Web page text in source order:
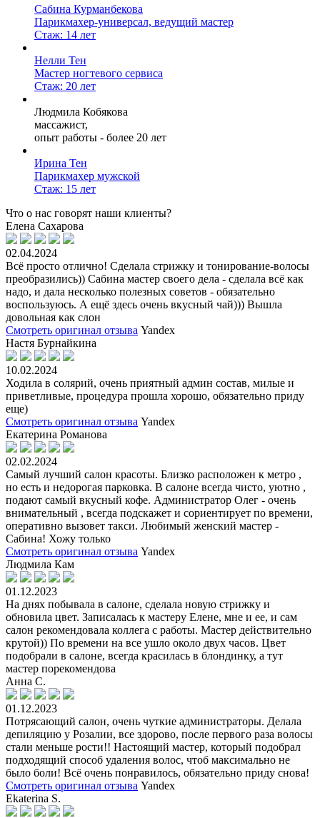
Сабина Курманбекова
Парикмахер-универсал, ведущий мастер
Стаж: 14 лет
Нелли Тен
Мастер ногтевого сервиса
Стаж: 20 лет
Людмила Кобякова
массажист,
опыт работы - более 20 лет
Ирина Тен
Парикмахер мужской
Стаж: 15 лет
Что о нас говорят наши клиенты?
Елена Сахарова
02.04.2024
Всё просто отлично! Сделала стрижку и тонирование-волосы
преобразились)) Сабина мастер своего дела - сделала всё как
надо, и дала несколько полезных советов - обязательно
воспользуюсь. А ещё здесь очень вкусный чай))) Вышла
довольная как слон
Смотреть оригинал отзыва Yandex
Настя Бурнайкина
10.02.2024
Ходила в солярий, очень приятный админ состав, милые и
приветливые, процедура прошла хорошо, обязательно приду
еще)
Смотреть оригинал отзыва Yandex
Екатерина Романова
02.02.2024
Самый лучший салон красоты. Близко расположен к метро ,
но есть и недорогая парковка. В салоне всегда чисто, уютно ,
подают самый вкусный кофе. Администратор Олег - очень
внимательный , всегда подскажет и сориентирует по времени,
оперативно вызовет такси. Любимый женский мастер -
Сабина! Хожу только
Смотреть оригинал отзыва Yandex
Людмила Кам
01.12.2023
На днях побывала в салоне, сделала новую стрижку и
обновила цвет. Записалась к мастеру Елене, мне и ее, и сам
салон рекомендовала коллега с работы. Мастер действительно
крутой)) По времени на все ушло около двух часов. Цвет
подобрали в салоне, всегда красилась в блондинку, а тут
мастер порекомендова
Анна С.
01.12.2023
Потрясающий салон, очень чуткие администраторы. Делала
депиляцию у Розалии, все здорово, после первого раза волосы
стали меньше рости!! Настоящий мастер, который подобрал
подходящий способ удаления волос, чтоб максимально не
было боли! Всё очень понравилось, обязательно приду снова!
Смотреть оригинал отзыва Yandex
Ekaterina S.